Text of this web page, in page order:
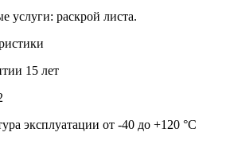
услуги: раскрой листа.
15 лет
эксплуатации от -40 до +120 °С